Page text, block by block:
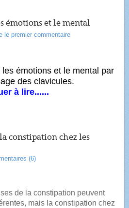
émotions et le mental
le premier commentaire
les émotions et le mental par
des clavicules.
à lire......
constipation chez les
(6)
de la constipation peuvent
mais la constipation chez